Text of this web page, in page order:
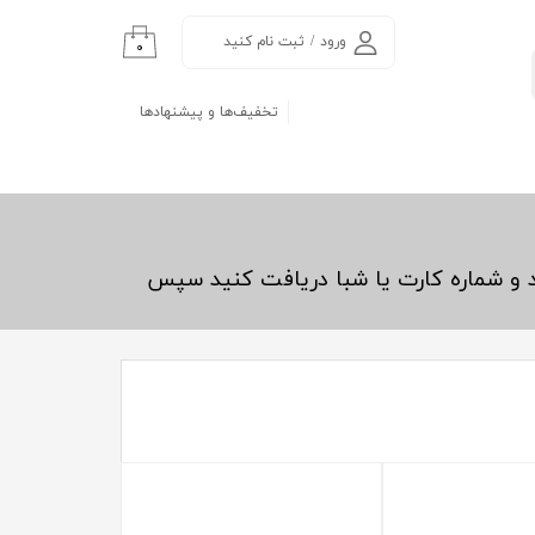
ورود / ثبت نام کنید
تغییر گذر واژه
۰
تخفیف‌ها و پیشنهادها
و شماره کارت یا شبا دریافت کنید سپس